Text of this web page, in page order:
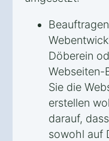
Döberein
Webseiten-
Sie die
erstellen
darauf,
sowohl auf